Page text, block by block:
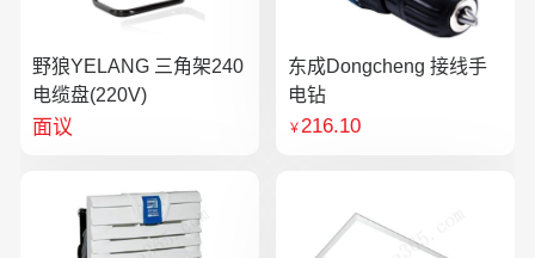
野狼YELANG 三角架240
电缆盘(220V)
面议
东成Dongcheng 接线手
电钻
￥216.10